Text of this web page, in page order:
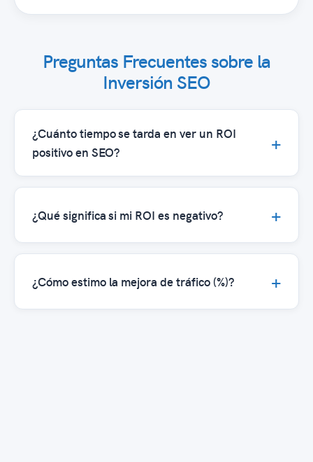
Preguntas Frecuentes sobre la
Inversión SEO
¿Cuánto tiempo se tarda en ver un ROI
positivo en SEO?
¿Qué significa si mi ROI es negativo?
¿Cómo estimo la mejora de tráfico (%)?